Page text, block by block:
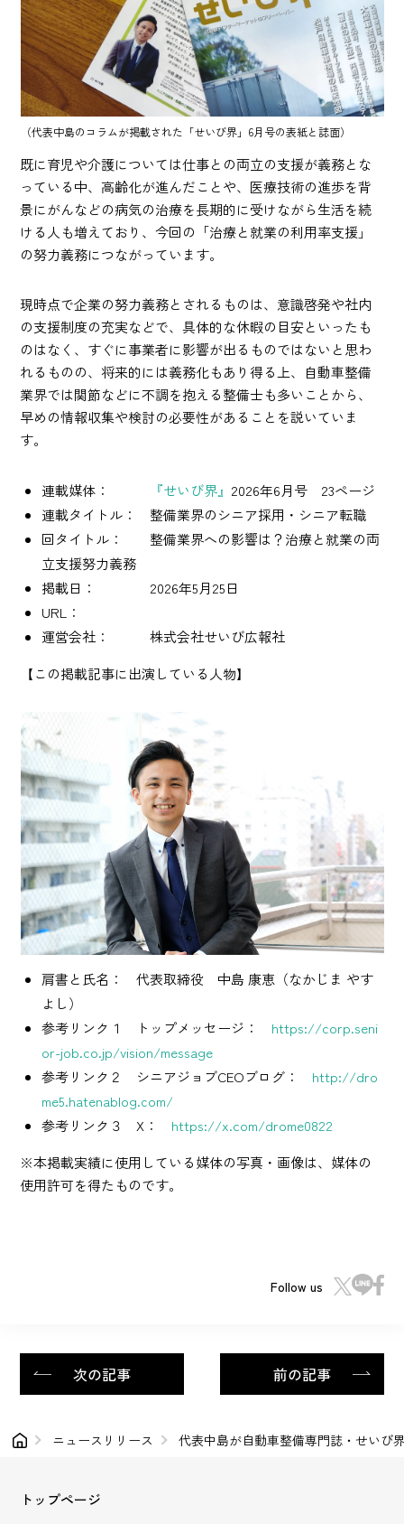
（代表中島のコラムが掲載された「せいび界」6月号の表紙と誌面）
既に育児や介護については仕事との両立の支援が義務とな
っている中、高齢化が進んだことや、医療技術の進歩を背
景にがんなどの病気の治療を長期的に受けながら生活を続
ける人も増えており、今回の「治療と就業の利用率支援」
の努力義務につながっています。
現時点で企業の努力義務とされるものは、意識啓発や社内
の支援制度の充実などで、具体的な休暇の目安といったも
のはなく、すぐに事業者に影響が出るものではないと思わ
れるものの、将来的には義務化もあり得る上、自動車整備
業界では関節などに不調を抱える整備士も多いことから、
早めの情報収集や検討の必要性があることを説いていま
す。
連載媒体： 『せいび界』 2026年6月号 23ページ
連載タイトル： 整備業界のシニア採用・シニア転職
回タイトル： 整備業界への影響は？治療と就業の両
立支援努力義務
掲載日： 2026年5月25日
URL：
運営会社： 株式会社せいび広報社
【この掲載記事に出演している人物】
肩書と氏名： 代表取締役 中島 康恵（なかじま やす
よし）
参考リンク１ トップメッセージ： https://corp.seni
or-job.co.jp/vision/message
参考リンク２ シニアジョブCEOブログ： http://dro
me5.hatenablog.com/
参考リンク３ X： https://x.com/drome0822
※本掲載実績に使用している媒体の写真・画像は、媒体の
使用許可を得たものです。
Follow us
次の記事 前の記事
ニュースリリース 代表中島が自動車整備専門誌・せいび
トップページ